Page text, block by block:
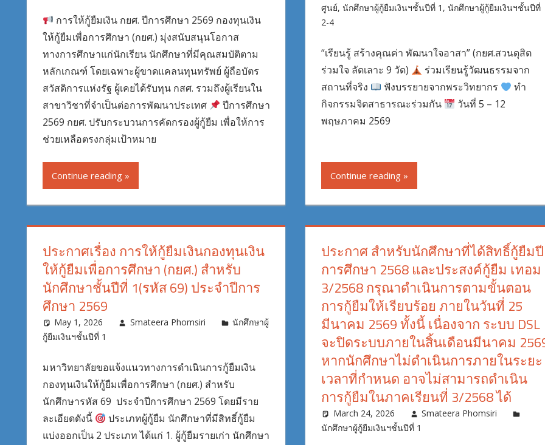
การให้กู้ยืมเงิน กยศ. ปีการศึกษา 2569 กองทุนเงิน
ให้กู้ยืมเพื่อการศึกษา (กยศ.) มุ่งสนับสนุนโอกาส
ทางการศึกษาแก่นักเรียน นักศึกษาที่มีคุณสมบัติตาม
หลักเกณฑ์ โดยเฉพาะผู้ขาดแคลนทุนทรัพย์ ผู้ถือบัตร
สวัสดิการแห่งรัฐ ผู้เคยได้รับทุน กสศ. รวมถึงผู้เรียนใน
สาขาวิชาที่จำเป็นต่อการพัฒนาประเทศ
ปีการศึกษา
2569 กยศ. ปรับกระบวนการคัดกรองผู้กู้ยืม เพื่อให้การ
ช่วยเหลือตรงกลุ่มเป้าหมาย
Continue reading
ศูนย์, นักศึกษาผู้กู้ยืมเงินฯชั้นปีที่ 1 , นักศึกษาผู้กู้ยืมเงินฯชั้นปีที่
2-4
“เรียนรู้ สร้างคุณค่า พัฒนาใจอาสา” (กยศ.สวนดุสิต
ร่วมใจ ลัดเลาะ 9 วัด)
ร่วมเรียนรู้วัฒนธรรมจาก
สถานที่จริง
ฟังบรรยายจากพระวิทยากร
ทำ
กิจกรรมจิตสาธารณะร่วมกัน
วันที่ 5 – 12
พฤษภาคม 2569
Continue reading
ประกาศเรื่อง การให้กู้ยืมเงินกองทุนเงิน
ให้กู้ยืมเพื่อการศึกษา (กยศ.) สำหรับ
นักศึกษาชั้นปีที่ 1(รหัส 69) ประจำปีการ
ศึกษา 2569
May 1, 2026 Smateera Phomsiri
นักศึกษาผู้
กู้ยืมเงินฯชั้นปีที่ 1
มหาวิทยาลัยขอแจ้งแนวทางการดำเนินการกู้ยืมเงิน
กองทุนเงินให้กู้ยืมเพื่อการศึกษา (กยศ.) สำหรับ
นักศึกษารหัส 69 ประจำปีการศึกษา 2569 โดยมีราย
ละเอียดดังนี้
ประเภทผู้กู้ยืม นักศึกษาที่มีสิทธิ์กู้ยืม
แบ่งออกเป็น 2 ประเภท ได้แก่ 1. ผู้กู้ยืมรายเก่า นักศึกษา
ประกาศ สำหรับนักศึกษาที่ได้สิทธิ์กู้ยืมปี
การศึกษา 2568 และประสงค์กู้ยืม เทอม
3/2568 กรุณาดำเนินการตามขั้นตอน
การกู้ยืมให้เรียบร้อย ภายในวันที่ 25
มีนาคม 2569 ทั้งนี้ เนื่องจาก ระบบ DSL
จะปิดระบบภายในสิ้นเดือนมีนาคม
หากนักศึกษาไม่ดำเนินการภายในระยะ
เวลาที่กำหนด อาจไม่สามารถดำเนิน
การกู้ยืมในภาคเรียนที่ 3/2568 ได้
March 24, 2026
Smateera Phomsiri
นักศึกษาผู้กู้ยืมเงินฯชั้นปีที่ 1